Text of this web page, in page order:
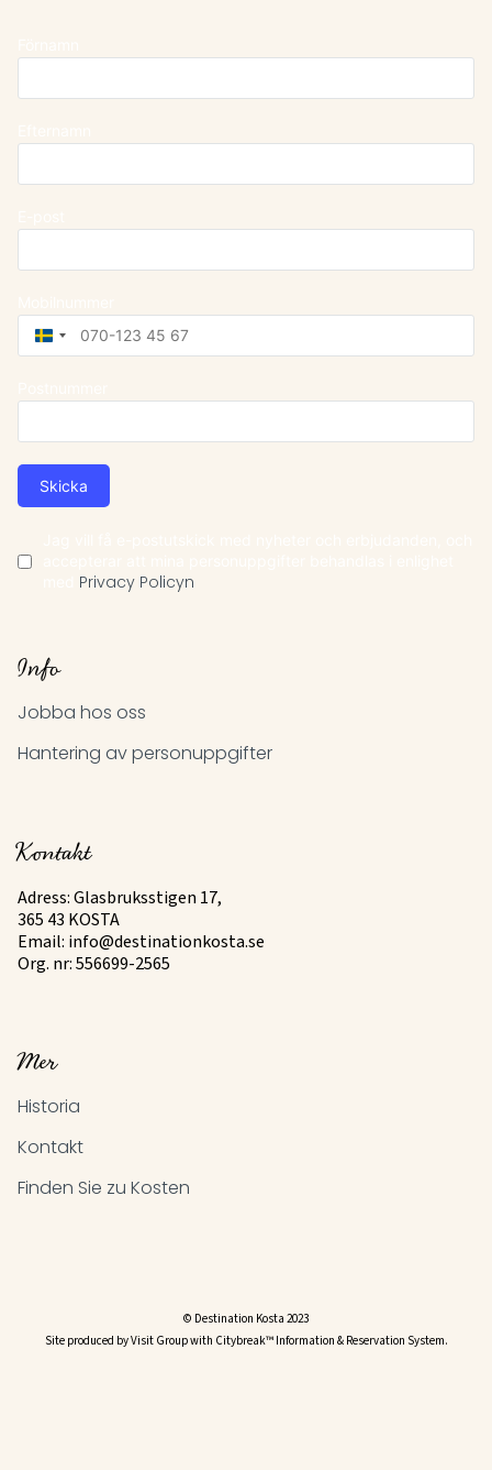
Sweden
+46
Skicka
Privacy Policyn
Info
Jobba hos oss
Hantering av personuppgifter
Kontakt
Adress: Glasbruksstigen 17,
365 43 KOSTA
Email: info@destinationkosta.se
Org. nr: 556699-2565
Mer
Historia
Kontakt
Finden Sie zu Kosten
© Destination Kosta 2023
Site produced by Visit Group with Citybreak™ Information & Reservation System.